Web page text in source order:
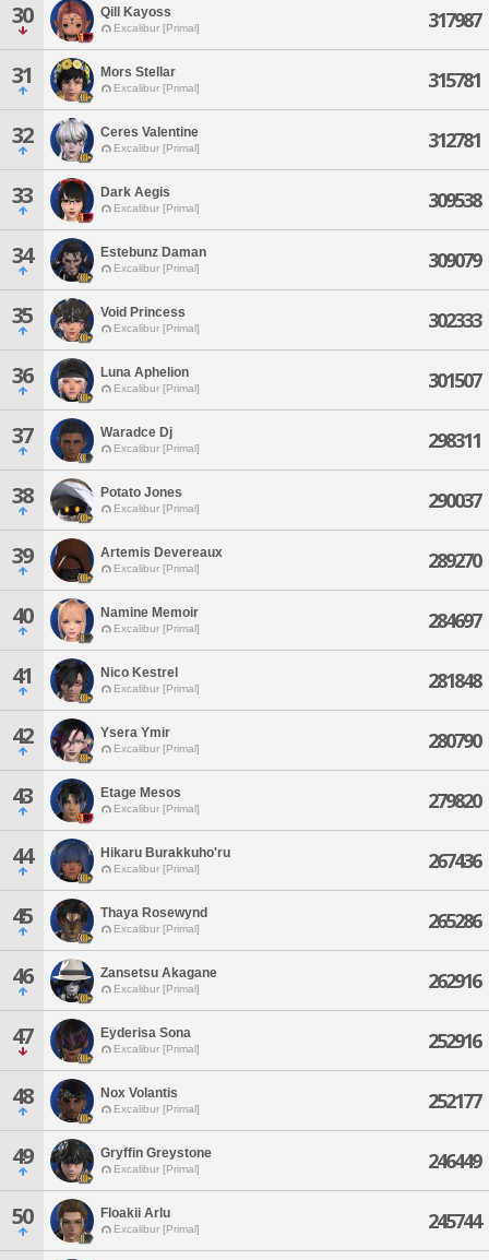
30 Qill Kayoss
Excalibur [Primal] 317987
31 Mors Stellar
Excalibur [Primal] 315781
32 Ceres Valentine
Excalibur [Primal] 312781
33 Dark Aegis
Excalibur [Primal] 309538
34 Estebunz Daman
Excalibur [Primal] 309079
35 Void Princess
Excalibur [Primal] 302333
36 Luna Aphelion
Excalibur [Primal] 301507
37 Waradce Dj
Excalibur [Primal] 298311
38 Potato Jones
Excalibur [Primal] 290037
39 Artemis Devereaux
Excalibur [Primal] 289270
40 Namine Memoir
Excalibur [Primal] 284697
41 Nico Kestrel
Excalibur [Primal] 281848
42 Ysera Ymir
Excalibur [Primal] 280790
43 Etage Mesos
Excalibur [Primal] 279820
44 Hikaru Burakkuho'ru
Excalibur [Primal] 267436
45 Thaya Rosewynd
Excalibur [Primal] 265286
46 Zansetsu Akagane
Excalibur [Primal] 262916
47 Eyderisa Sona
Excalibur [Primal] 252916
48 Nox Volantis
Excalibur [Primal] 252177
49 Gryffin Greystone
Excalibur [Primal] 246449
50 Floakii Arlu
Excalibur [Primal] 245744